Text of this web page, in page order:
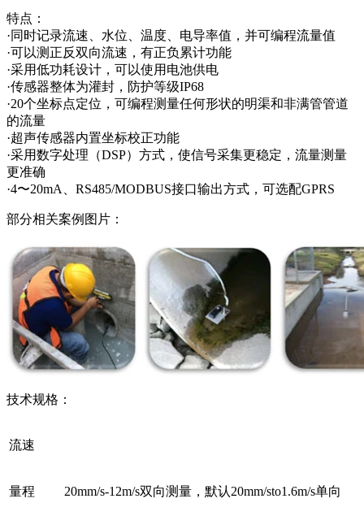
特点：
·同时记录流速、水位、温度、电导率值，并可编程流量值
·可以测正反双向流速，有正负累计功能
·采用低功耗设计，可以使用电池供电
·传感器整体为灌封，防护等级IP68
·20个坐标点定位，可编程测量任何形状的明渠和非满管管道
的流量
·超声传感器内置坐标校正功能
·采用数字处理（DSP）方式，使信号采集更稳定，流量测量
更准确
·4〜20mA、RS485/MODBUS接口输出方式，可选配GPRS
部分相关案例图片：
技术规格：
流速
量程 20mm/s-12m/s双向测量，默认20mm/sto1.6m/s单向